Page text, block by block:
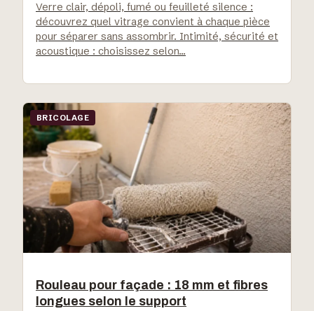
Verre clair, dépoli, fumé ou feuilleté silence :
découvrez quel vitrage convient à chaque pièce
pour séparer sans assombrir. Intimité, sécurité et
acoustique : choisissez selon…
BRICOLAGE
Rouleau pour façade : 18 mm et fibres
longues selon le support